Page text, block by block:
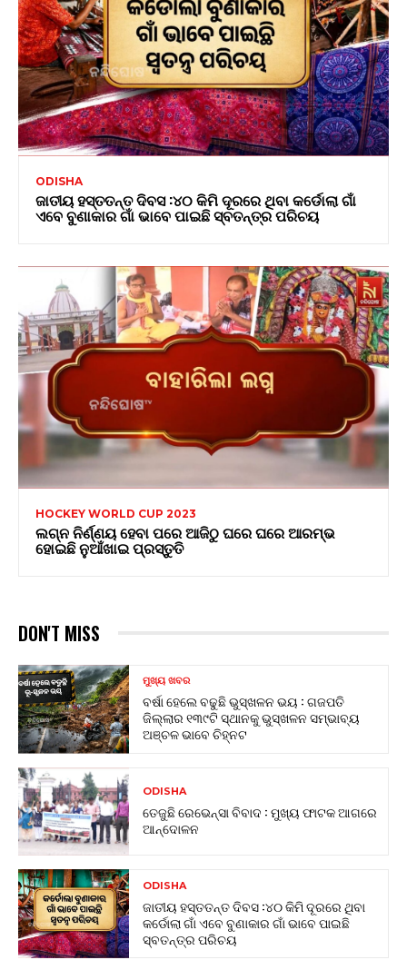
ODISHA
ଜାତୀୟ ହସ୍ତତନ୍ତ ଦିବସ :୪୦ କିମି ଦୂରରେ ଥିବା କର୍ଡୋଲା ଗାଁ
ଏବେ ବୁଣାକାର ଗାଁ ଭାବେ ପାଇଛି ସ୍ବତନ୍ତ୍ର ପରିଚୟ
HOCKEY WORLD CUP 2023
ଲଗ୍ନ ନିର୍ଣ୍ଣୟ ହେବା ପରେ ଆଜିଠୁ ଘରେ ଘରେ ଆରମ୍ଭ
ହୋଇଛି ନୁଆଁଖାଇ ପ୍ରସ୍ତୁତି
DON'T MISS
ମୁଖ୍ୟ ଖବର
ବର୍ଷା ହେଲେ ବଢୁଛି ଭୁସ୍ଖଳନ ଭୟ : ଗଜପତି
ଜିଲ୍ଲାର ୧୩୯ଟି ସ୍ଥାନକୁ ଭୁସ୍ଖଳନ ସମ୍ଭାବ୍ୟ
ଅଞ୍ଚଳ ଭାବେ ଚିହ୍ନଟ
ODISHA
ତେଜୁଛି ରେଭେନ୍ସା ବିବାଦ : ମୁଖ୍ୟ ଫାଟକ ଆଗରେ
ଆନ୍ଦୋଳନ
ODISHA
ଜାତୀୟ ହସ୍ତତନ୍ତ ଦିବସ :୪୦ କିମି ଦୂରରେ ଥିବା
କର୍ଡୋଲା ଗାଁ ଏବେ ବୁଣାକାର ଗାଁ ଭାବେ ପାଇଛି
ସ୍ବତନ୍ତ୍ର ପରିଚୟ